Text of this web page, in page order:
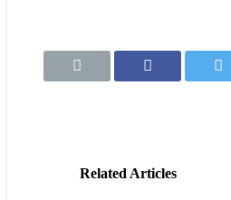
Related Articles